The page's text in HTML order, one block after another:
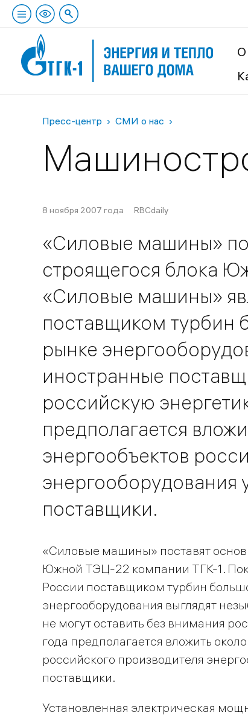
О
Пресс-центр СМИ о нас
8 ноября 2007 года RBCdaily
«Силовые машины»
строящегося блока
«Силовые машины»
поставщиком турбин
рынке
иностранные
российскую
предполагается
энергообъектов
энергооборудования
поставщики.
«Силовые машины» поставят
Южной ТЭЦ-22 компании ТГК-1.
России поставщиком турбин
энергооборудования выглядят
не могут оставить без внимания
года предполагается вложить
российского производителя
поставщики.
Установленная электрическая